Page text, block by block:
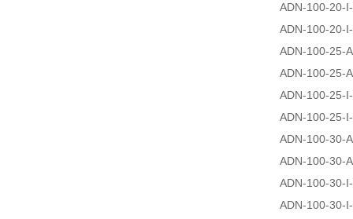
ADN-100-20-
ADN-100-20-
ADN-100-25-
ADN-100-25-
ADN-100-25-
ADN-100-25-
ADN-100-30-
ADN-100-30-
ADN-100-30-
ADN-100-30-